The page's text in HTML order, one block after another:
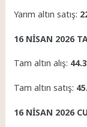
Yarım altın satış:
16 NİSAN 2026
Tam altın alış:
Tam altın satış:
16 NİSAN 2026